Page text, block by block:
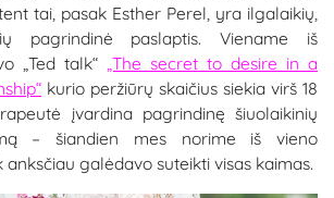
tai, pasak Esther Perel, yra ilgalaikių,
pagrindinė paslaptis. Viename iš
„Ted talk“ „The secret to desire in a
kurio peržiūrų skaičius siekia virš 18
įvardina pagrindinę šiuolaikinių
– šiandien mes norime iš vieno
anksčiau galėdavo suteikti visas kaimas.